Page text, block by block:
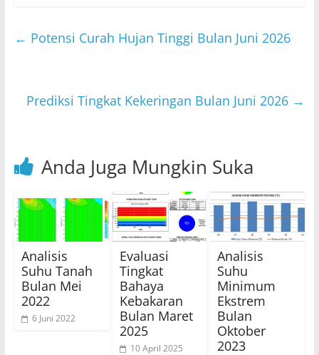
s
p
er e
o
l
← Potensi Curah Hujan Tinggi Bulan Juni 2026
Prediksi Tingkat Kekeringan Bulan Juni 2026 →
Anda Juga Mungkin Suka
Analisis
Suhu Tanah
Bulan Mei
2022
6 Juni 2022
Evaluasi
Tingkat
Bahaya
Kebakaran
Bulan Maret
2025
10 April 2025
Analisis
Suhu
Minimum
Ekstrem
Bulan
Oktober
2023